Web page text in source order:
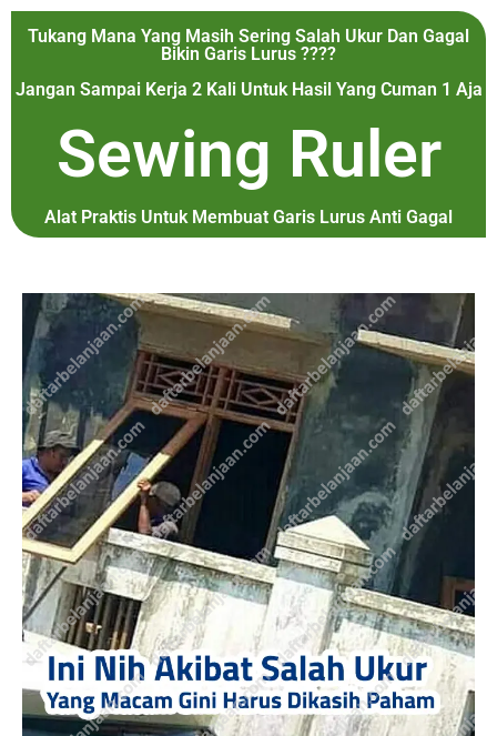
Tukang Mana Yang Masih Sering Salah Ukur Dan Gagal
Bikin Garis Lurus ????
Jangan Sampai Kerja 2 Kali Untuk Hasil Yang Cuman 1 Aja
Sewing Ruler
Alat Praktis Untuk Membuat Garis Lurus Anti Gagal